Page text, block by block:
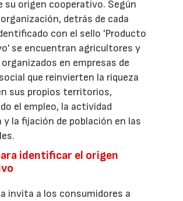
su origen cooperativo. Según
detrás de cada
con el sello 'Producto
se encuentran agricultores y
en empresas de
que reinvierten la riqueza
sus propios territorios,
el empleo, la actividad
y la fijación de población en las
identificar el origen
invita a los consumidores a